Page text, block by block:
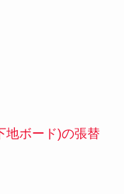
地ボード)の張替